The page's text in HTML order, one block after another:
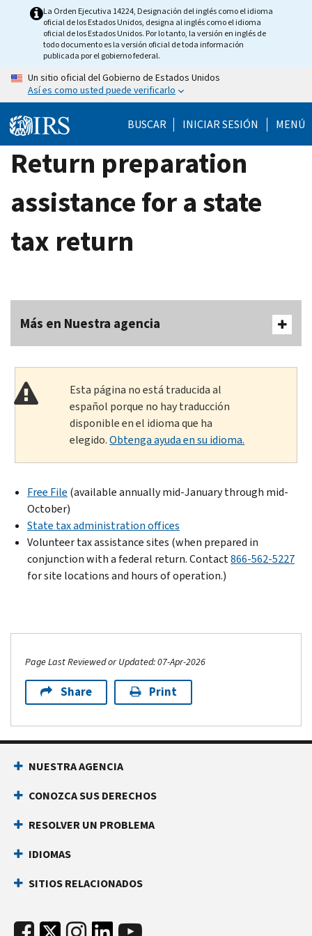
La Orden Ejecutiva 14224, Designación del inglés como el idioma
oficial de los Estados Unidos, designa al inglés como el idioma
oficial de los Estados Unidos. Por lo tanto, la versión en inglés de
todo documento es la versión oficial de toda información
publicada por el gobierno federal.
Un sitio oficial del Gobierno de Estados Unidos
Así es como usted puede verificarlo
BUSCAR INICIAR SESIÓN MENÚ
Return preparation
assistance for a state
tax return
Más en Nuestra agencia
Esta página no está traducida al
español porque no hay traducción
disponible en el idioma que ha
elegido.Obtenga ayuda en su idioma.
Free File (available annually mid-January through mid-
October)
State tax administration offices
Volunteer tax assistance sites (when prepared in
conjunction with a federal return. Contact866-562-5227
for site locations and hours of operation.)
Page Last Reviewed or Updated: 07-Apr-2026
Share Print
NUESTRA AGENCIA
CONOZCA SUS DERECHOS
RESOLVER UN PROBLEMA
IDIOMAS
SITIOS RELACIONADOS